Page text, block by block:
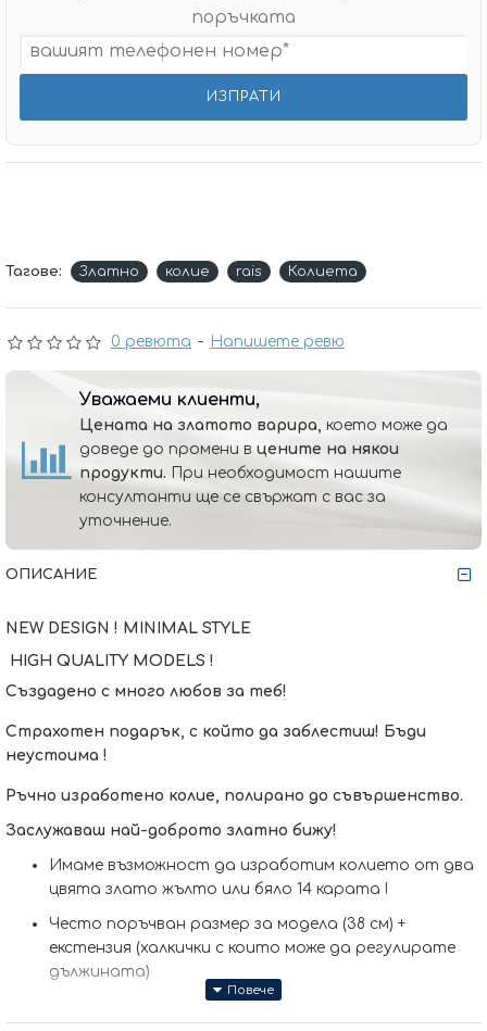
0 ревюта - Напишете ревю
поръчката
Тагове: Златно колие rais Колиета
Уважаеми клиенти,
Цената на златото варира, което може да
доведе до промени в цените на някои
продукти. При необходимост нашите
консултанти ще се свържат с вас за
уточнение.
ОПИСАНИЕ
NEW DESIGN ! MINIMAL STYLE
HIGH QUALITY MODELS !
Създадено с много любов за теб!
Страхотен подарък, с който да заблестиш! Бъди
неустоима !
Ръчно изработено колие, полирано до съвършенство.
Заслужаваш най-доброто златно бижу!
Имаме възможност да изработим кoлието от два
цвята злато жълто или бяло 14 карата !
Често поръчван размер за модела (38 см) +
екстензия (халкички с които може да регулирате
дължината)